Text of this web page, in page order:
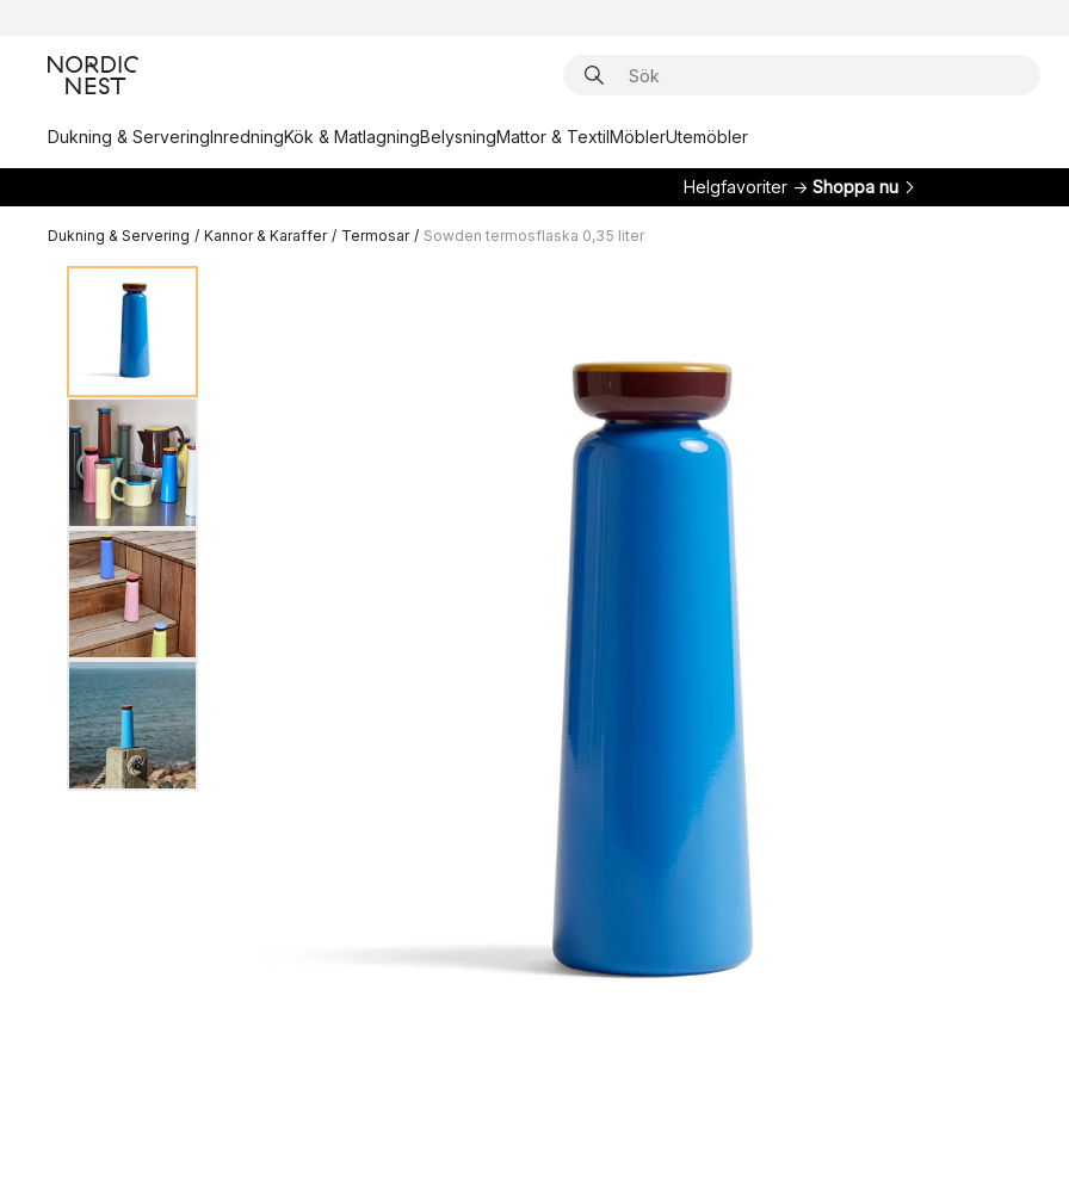
Dukning & ServeringInredningKök & MatlagningBelysningMattor & TextilMöblerUtemöbler
Helgfavoriter → Shoppa nu
Dukning & Servering / Kannor & Karaffer / Termosar / Sowden termosflaska 0,35 liter